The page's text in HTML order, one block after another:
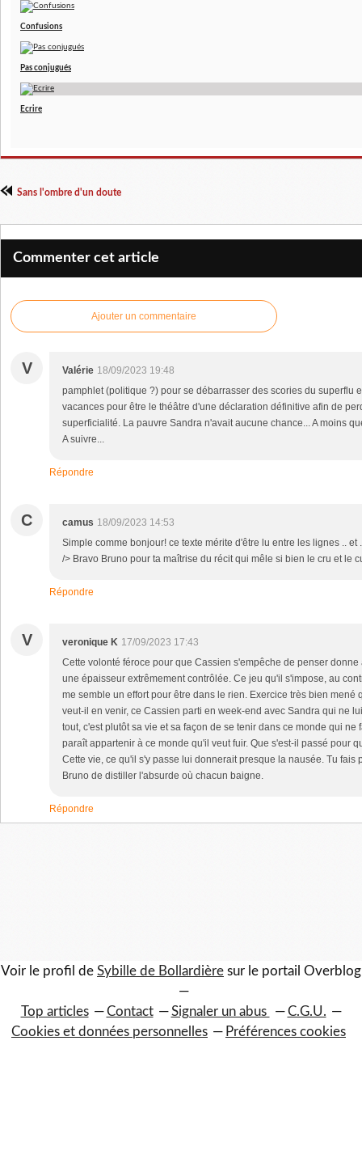
Confusions
Pas conjugués
Ecrire
Sans l'ombre d'un doute
Commenter cet article
Ajouter un commentaire
V Valérie 18/09/2023 19:48
pamphlet (politique ?) pour se débarrasser des scories du superflu
vacances pour être le théâtre d'une déclaration définitive afin de
superficialité. La pauvre Sandra n'avait aucune chance... A moins
A suivre...
Répondre
C camus 18/09/2023 14:53
Simple comme bonjour! ce texte mérite d'être lu entre les lignes .. et
/> Bravo Bruno pour ta maîtrise du récit qui mêle si bien le cru et le
Répondre
V veronique K 17/09/2023 17:43
Cette volonté féroce pour que Cassien s'empêche de penser donne
une épaisseur extrêmement contrôlée. Ce jeu qu'il s'impose, au
me semble un effort pour être dans le rien. Exercice très bien mené
veut-il en venir, ce Cassien parti en week-end avec Sandra qui ne
tout, c'est plutôt sa vie et sa façon de se tenir dans ce monde qui ne
paraît appartenir à ce monde qu'il veut fuir. Que s'est-il passé pour
Cette vie, ce qu'il s'y passe lui donnerait presque la nausée. Tu fais
Bruno de distiller l'absurde où chacun baigne.
Répondre
Voir le profil de Sybille de Bollardière sur le portail Overblog
Top articles Contact Signaler un abus
C.G.U.
Cookies et données personnelles
Préférences cookies